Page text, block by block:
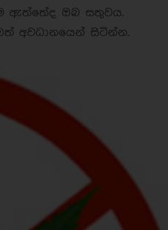
ඇත්තේද ඔබ සතුවය.
අවධානයෙන් සිටින්න.